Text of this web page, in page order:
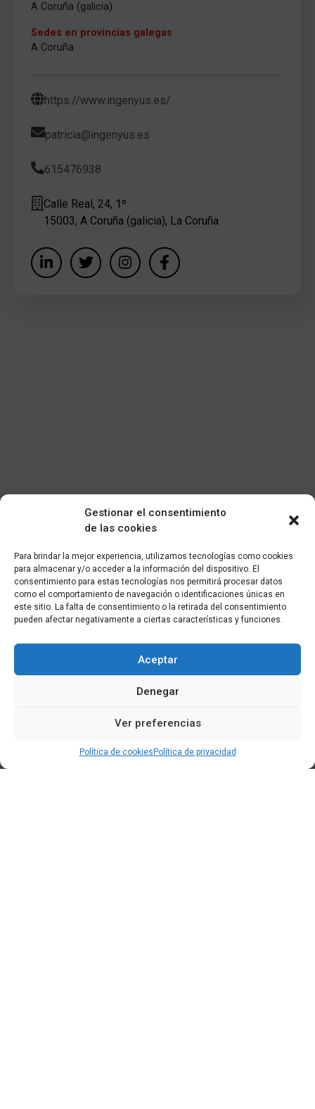
Gestionar el consentimiento
de las cookies
Para brindar la mejor experiencia, utilizamos tecnologías como cookies
para almacenar y/o acceder a la información del dispositivo. El
consentimiento para estas tecnologías nos permitirá procesar datos
como el comportamiento de navegación o identificaciones únicas en
este sitio. La falta de consentimiento o la retirada del consentimiento
pueden afectar negativamente a ciertas características y funciones.
Aceptar
Denegar
Ver preferencias
Política de cookies Política de privacidad
A Coruña (galicia)
Sedes en provincias galegas
A Coruña
https://www.ingenyus.es/
patricia@ingenyus.es
615476938
Calle Real, 24, 1º
15003, A Coruña (galicia), La Coruña